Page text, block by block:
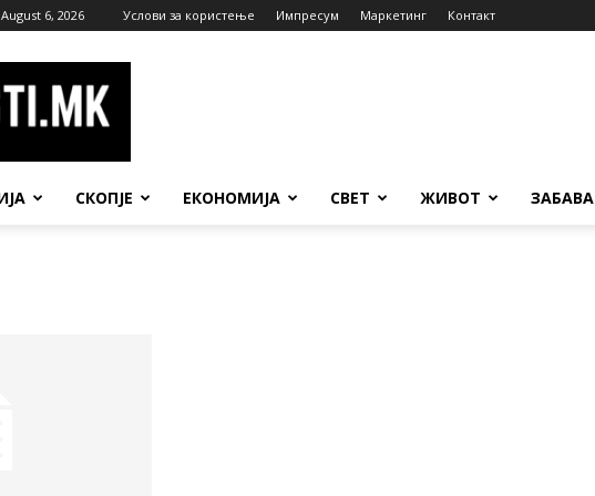
6, 2026 Услови за користење Импресум Маркетинг Контакт
СКОПЈЕ ЕКОНОМИЈА СВЕТ ЖИВОТ ЗАБАВА